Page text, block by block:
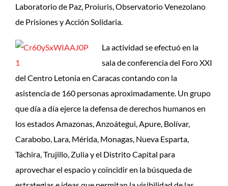
Laboratorio de Paz, Proiuris, Observatorio Venezolano
de Prisiones y Acción Solidaria.
La actividad se efectuó en la
sala de conferencia del Foro XXI
del Centro Letonia en Caracas contando con la
asistencia de 160 personas aproximadamente. Un grupo
que día a día ejerce la defensa de derechos humanos en
los estados Amazonas, Anzoátegui, Apure, Bolívar,
Carabobo, Lara, Mérida, Monagas, Nueva Esparta,
Táchira, Trujillo, Zulia y el Distrito Capital para
aprovechar el espacio y coincidir en la búsqueda de